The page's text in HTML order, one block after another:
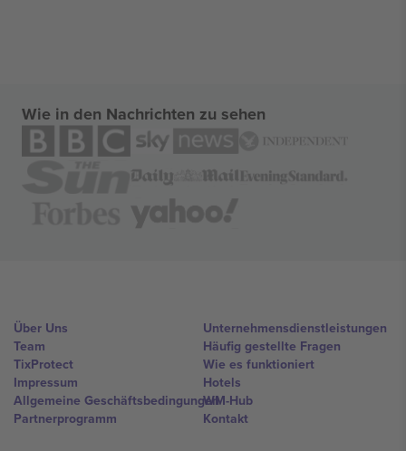
Wie in den Nachrichten zu sehen
Über Uns
Team
TixProtect
Impressum
Allgemeine Geschäftsbedingungen
Partnerprogramm
Unternehmensdienstleistungen
Häufig gestellte Fragen
Wie es funktioniert
Hotels
WM-Hub
Kontakt